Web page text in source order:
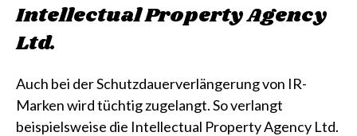
Intellectual Property Agency
Ltd.
Auch bei der Schutzdauerverlängerung von IR-
Marken wird tüchtig zugelangt. So verlangt
beispielsweise die Intellectual Property Agency Ltd.